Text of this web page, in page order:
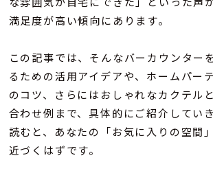
満足度が高い傾向にあります。
この記事では、そんなバーカウンター
るための活用アイデアや、ホームパー
のコツ、さらにはおしゃれなカクテル
合わせ例まで、具体的にご紹介してい
読むと、あなたの「お気に入りの空間
近づくはずです。